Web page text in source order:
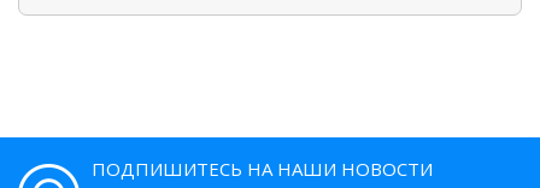
ПОДПИШИТЕСЬ НА НАШИ НОВОСТИ